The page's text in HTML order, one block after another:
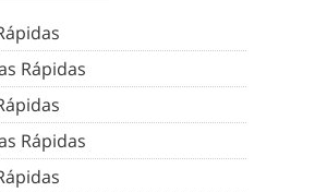
Rápidas
Rápidas